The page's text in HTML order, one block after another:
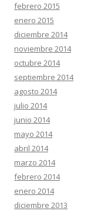
febrero 2015
enero 2015
diciembre 2014
noviembre 2014
octubre 2014
septiembre 2014
agosto 2014
julio 2014
junio 2014
mayo 2014
abril 2014
marzo 2014
febrero 2014
enero 2014
diciembre 2013